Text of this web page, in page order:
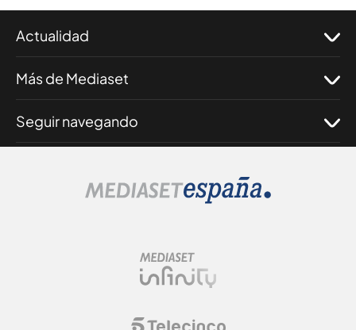
Actualidad
Más de Mediaset
Seguir navegando